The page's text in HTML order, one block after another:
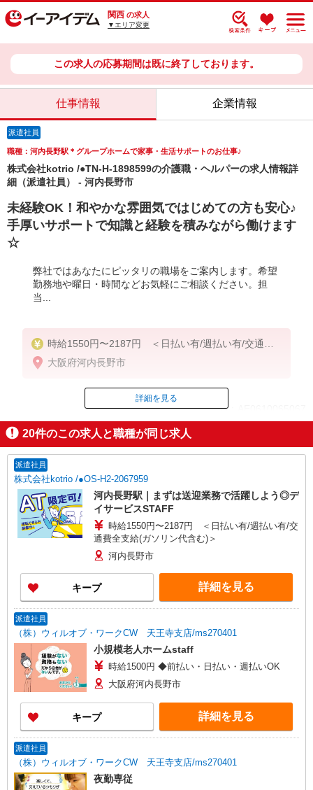
関西 の求人
▼エリア変更
この求人の応募期間は既に終了しております。
仕事情報 企業情報
派遣社員
職種：河内長野駅＊グループホームで家事・生活サポートのお仕事♪
株式会社kotrio /●TN-H-1898599の介護職・ヘルパーの求人情報詳
細（派遣社員） - 河内長野市
未経験OK！和やかな雰囲気ではじめての方も安心♪
手厚いサポートで知識と経験を積みながら働けます
☆
弊社ではあなたにピッタリの職場をご案内します。希望
勤務地や曜日・時間などお気軽にご相談ください。担
当...
時給1550円〜2187円 ＜日払い有/週払い有/交通費
全支給(ガソリン代含む)＞
大阪府河内長野市
ID：AE0610065067
掲載期間終了
詳細を見る
20件のこの求人と職種が同じ求人
派遣社員
株式会社kotrio /●OS-H2-2067959
河内長野駅｜まずは送迎業務で活躍しよう◎デ
イサービスSTAFF
時給1550円〜2187円 ＜日払い有/週払い有/交
通費全支給(ガソリン代含む)＞
河内長野市
キープ 詳細を見る
派遣社員
（株）ウィルオブ・ワークCW 天王寺支店/ms270401
小規模老人ホームstaff
時給1500円 ◆前払い・日払い・週払いOK
大阪府河内長野市
キープ 詳細を見る
派遣社員
（株）ウィルオブ・ワークCW 天王寺支店/ms270401
夜勤専従